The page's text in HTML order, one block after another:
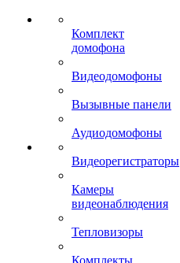
Комплект
домофона
Видеодомофоны
Вызывные панели
Аудиодомофоны
Видеорегистраторы
Камеры
видеонаблюдения
Тепловизоры
Комплекты